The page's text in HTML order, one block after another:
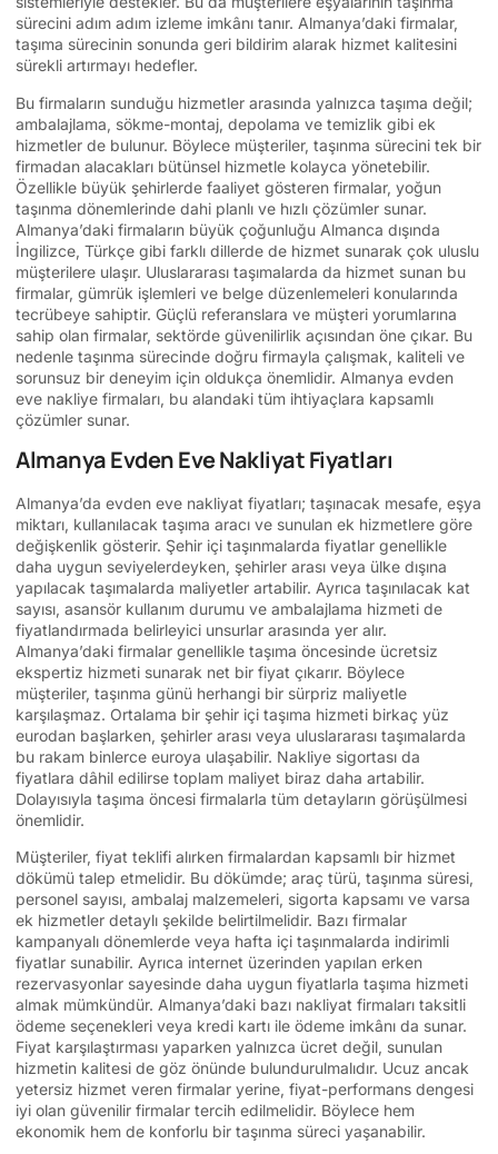
sürecini adım adım izleme imkânı tanır. Almanya’daki firmalar,
taşıma sürecinin sonunda geri bildirim alarak hizmet kalitesini
sürekli artırmayı hedefler.
Bu firmaların sunduğu hizmetler arasında yalnızca taşıma değil;
ambalajlama, sökme-montaj, depolama ve temizlik gibi ek
hizmetler de bulunur. Böylece müşteriler, taşınma sürecini tek bir
firmadan alacakları bütünsel hizmetle kolayca yönetebilir.
Özellikle büyük şehirlerde faaliyet gösteren firmalar, yoğun
taşınma dönemlerinde dahi planlı ve hızlı çözümler sunar.
Almanya’daki firmaların büyük çoğunluğu Almanca dışında
İngilizce, Türkçe gibi farklı dillerde de hizmet sunarak çok uluslu
müşterilere ulaşır. Uluslararası taşımalarda da hizmet sunan bu
firmalar, gümrük işlemleri ve belge düzenlemeleri konularında
tecrübeye sahiptir. Güçlü referanslara ve müşteri yorumlarına
sahip olan firmalar, sektörde güvenilirlik açısından öne çıkar. Bu
nedenle taşınma sürecinde doğru firmayla çalışmak, kaliteli ve
sorunsuz bir deneyim için oldukça önemlidir. Almanya evden
eve nakliye firmaları, bu alandaki tüm ihtiyaçlara kapsamlı
çözümler sunar.
Almanya Evden Eve Nakliyat Fiyatları
Almanya’da evden eve nakliyat fiyatları; taşınacak mesafe, eşya
miktarı, kullanılacak taşıma aracı ve sunulan ek hizmetlere göre
değişkenlik gösterir. Şehir içi taşınmalarda fiyatlar genellikle
daha uygun seviyelerdeyken, şehirler arası veya ülke dışına
yapılacak taşımalarda maliyetler artabilir. Ayrıca taşınılacak kat
sayısı, asansör kullanım durumu ve ambalajlama hizmeti de
fiyatlandırmada belirleyici unsurlar arasında yer alır.
Almanya’daki firmalar genellikle taşıma öncesinde ücretsiz
ekspertiz hizmeti sunarak net bir fiyat çıkarır. Böylece
müşteriler, taşınma günü herhangi bir sürpriz maliyetle
karşılaşmaz. Ortalama bir şehir içi taşıma hizmeti birkaç yüz
eurodan başlarken, şehirler arası veya uluslararası taşımalarda
bu rakam binlerce euroya ulaşabilir. Nakliye sigortası da
fiyatlara dâhil edilirse toplam maliyet biraz daha artabilir.
Dolayısıyla taşıma öncesi firmalarla tüm detayların görüşülmesi
önemlidir.
Müşteriler, fiyat teklifi alırken firmalardan kapsamlı bir hizmet
dökümü talep etmelidir. Bu dökümde; araç türü, taşınma süresi,
personel sayısı, ambalaj malzemeleri, sigorta kapsamı ve varsa
ek hizmetler detaylı şekilde belirtilmelidir. Bazı firmalar
kampanyalı dönemlerde veya hafta içi taşınmalarda indirimli
fiyatlar sunabilir. Ayrıca internet üzerinden yapılan erken
rezervasyonlar sayesinde daha uygun fiyatlarla taşıma hizmeti
almak mümkündür. Almanya’daki bazı nakliyat firmaları taksitli
ödeme seçenekleri veya kredi kartı ile ödeme imkânı da sunar.
Fiyat karşılaştırması yaparken yalnızca ücret değil, sunulan
hizmetin kalitesi de göz önünde bulundurulmalıdır. Ucuz ancak
yetersiz hizmet veren firmalar yerine, fiyat-performans dengesi
iyi olan güvenilir firmalar tercih edilmelidir. Böylece hem
ekonomik hem de konforlu bir taşınma süreci yaşanabilir.